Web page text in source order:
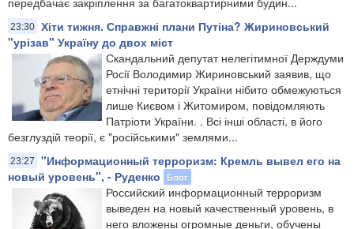
23:30 Хіти тижня. Справжні плани Путіна? Жириновський
"урізав" Україну до двох міст
Скандальний депутат нелегітимної Держдуми
Росії Володимир Жириновський заявив, що
етнічні території України нібито обмежуються
лише Києвом і Житомиром, повідомляють
Патріоти України. . Всі інші області, в його
безглуздій теорії, є "російськими" землями...
23:27
"Информационный терроризм: Кремль вывел его на
новый уровень", - Руденко
Блог
Российский информационный терроризм
выведен на новый качественный уровень, в
него вложены огромные деньги, обучены